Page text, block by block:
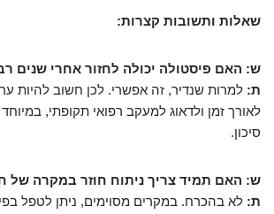
שאלות ותשובות קצרות:
ש: האם פיסטולה יכולה לחזור אחרי שנים
ת: למרות שנדיר, זה אפשרי. לכן חשוב להיות
לאורך זמן ולדאוג למעקב רפואי תקופתי,
סיכון.
ש: האם תמיד צריך ניתוח חוזר במקרה של
ת: לא בהכרח. במקרים מסוימים, ניתן לטפל